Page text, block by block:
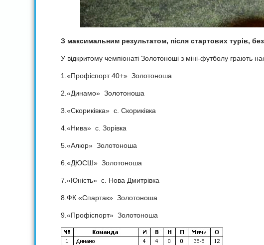
З максимальним результатом, після стартових турів,
У відкритому чемпіонаті Золотоноші з міні-футболу грають
1.«Профіспорт 40+» Золотоноша
2.«Динамо» Золотоноша
3.«Скориківка» с. Скориківка
4.«Нива» с. Зорівка
5.«Алюр» Золотоноша
6.«ДЮСШ» Золотоноша
7.«Юність» с. Нова Дмитрівка
8.ФК «Спартак» Золотоноша
9.«Профіспорт» Золотоноша